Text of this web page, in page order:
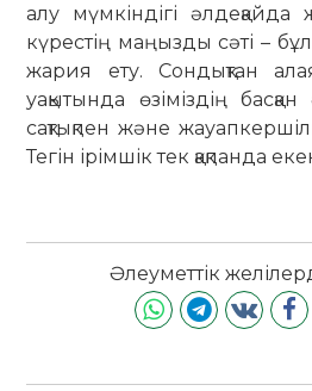
алу мүмкіндігі әлдеқайда
күрестің маңызды сәті –
жария ету. Сондықтан
уақытында өзіміздің
сақтықпен және
Тегін ірімшік тек қақпанда
Әлеуметтік